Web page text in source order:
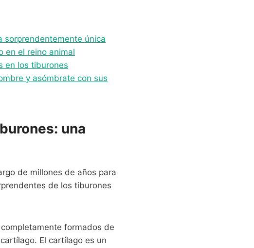
sorprendentemente única
en el reino animal
en los tiburones
y asómbrate con sus
una
de millones de años para
de los tiburones
formados de
El cartílago es un